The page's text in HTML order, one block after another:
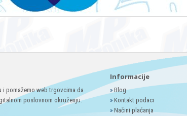
pomažemo web trgovcima da
poslovnom okruženju.
Informacije
» Blog
» Kontakt podaci
» Načini plaćanja